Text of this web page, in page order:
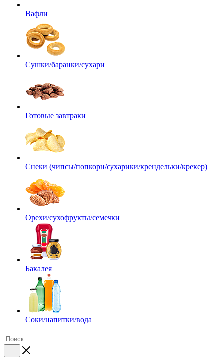
Вафли
Сушки/баранки/сухари
Готовые завтраки
Снеки (чипсы/попкорн/сухарики/крендельки/крекер)
Орехи/сухофрукты/семечки
Бакалея
Соки/напитки/вода